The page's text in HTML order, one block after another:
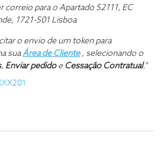
correio para o Apartado 52111, EC
1721-501 Lisboa
o envio de um token para
suaÁrea de Cliente, selecionando o
, Enviar pedidoe Cessação Contratual.”